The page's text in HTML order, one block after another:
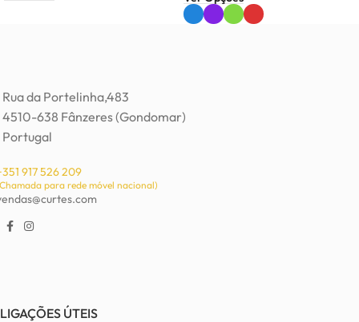
Rua da Portelinha,483
4510-638 Fânzeres (Gondomar)
Portugal
917 526 209
para rede móvel nacional)
LIGAÇÕES ÚTEIS